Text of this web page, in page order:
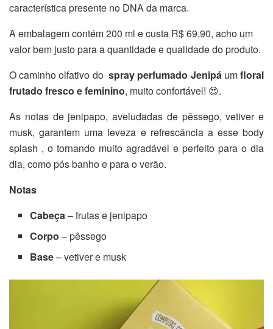
característica presente no DNA da marca.
A embalagem contém 200 ml e custa R$ 69,90, acho um
valor bem justo para a quantidade e qualidade do produto.
O caminho olfativo dospray perfumado Jenipá umfloral
frutado fresco e feminino, muito confortável! 😍.
As notas de jenipapo, aveludadas de pêssego, vetiver e
musk, garantem uma leveza e refrescância a esse body
splash , o tornando muito agradável e perfeito para o dia
dia, como pós banho e para o verão.
Notas
Cabeça – frutas e jenipapo
Corpo – pêssego
Base– vetiver e musk